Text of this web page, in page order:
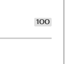
100